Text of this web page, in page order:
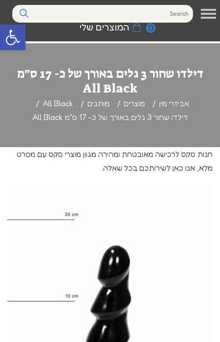
פתח סרגל 0 המוצרים שלי
דילדו שחור 3 גלים באורך של כ- 17 ס"מ
All Black
אביזרי מין מוצרים מותגים
All Black
דילדו שחור 3 גלים באורך של כ- 17 ס"מ All Black
חנות סקס לרכישה מאובטחת ומהירה מגוון מוצרי סקס עם מפרט
מלא, אנו כאן לשירותכם בכל שאלה.